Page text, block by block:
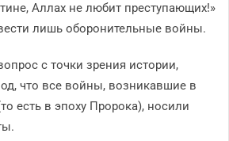
Аллах не любит преступающих!»
лишь оборонительные войны.
с точки зрения истории,
что все войны, возникавшие в
есть в эпоху Пророка), носили